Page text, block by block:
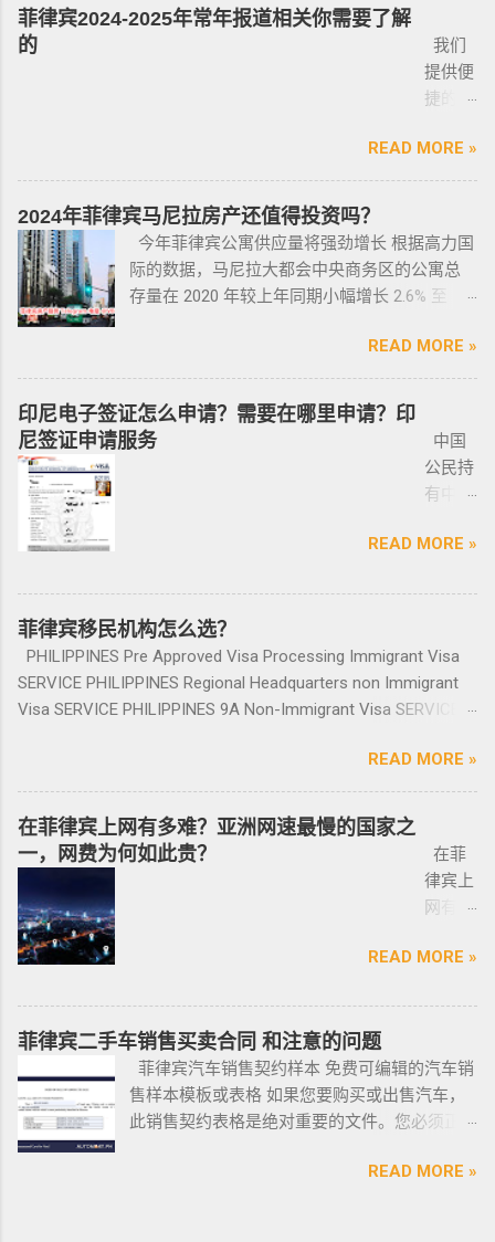
下，才可以携带枪支。 菲律宾当局表示，新法
律将帮助他们更好地规范使用枪械，遏制涉枪
犯罪。 该法律更严厉规定，个人如果非法持有
无牌枪支且被定罪的话，将面临至少入狱30
禁止公民携带枪支进入公共场合的禁令，即使
是未当班的警察，在公共场合携带配枪，也会
因此而被逮捕。 要求枪支持有者，每两年更新
一次执照，并每四年登记一次枪支。 如果不遵
守，将导致撤销和没收枪支。 续期申请，需要
在该许可证期满之日前六个月内，向菲律宾国
此外还要求，要携带枪支外出的人，必须以合
手枪。 目前共有五种持有枪支的许可证： 类别
1 －最多拥有2支枪 类别 2 -最多拥有5支枪 类别
3 -最多拥有10支枪 类别 4 -最多拥有15支枪 类
理，出境在机场就被扣护照。 2. 2016年克拉克
事件被抓的，又保关入境的客户必须要做遣返
才能出境。 3. 在菲律宾工作无牌照被本地警察
抓，在拘留所等待遣返或保出来做遣返。 4. 在
5. 在机场海关是黑名单保关入境的，回国要做
了NBI，这2步做好了以后如果不着急走，最长
等待时间是半年。半年内都可以随时走。 菲律
宾做了遣返会是黑名单吗？ 但凡做了遣返都是
黑名单。遣返的流程第一步就是申请驱逐令。
中国人出境被扣护照，被扣护照后面的处理方
式只有遣返。 上了菲律宾黑名单以后怎么再入
境 如果您已经被遣返回去了，并且还想再来菲
律宾的话，那么您可以联系我们帮您洗黑直接
清底，整个周期15个工作日，洗好了以后再入
境不会有任何被拦，包入境的。 如果您需要了
题也可以询问。 遣返回国的流程是什么？ 1. 先
提交到移民局，等待a...
车人和 和你交易的是不是同一个人 ； 在菲买二
手车一般都是车主将车卖给车行，车行再把车
卖给你，所以有几个细节你要注意了： 1、你会
拿到两份合同，第一份是车主卖给车行的，这
是否一致，车主ID和车行老板ID复印件作为合同
附件一同给你，每一个ID旁边都要有车主的签
名； 2、第二份合同一般都是一张空白的合同，
只有车行的签字，所以你要核对签字是否一
致，如果可以尽量多要一些签过字的合同，后
面会说为什么； 3、检查CR/OR原件，原件，原
哪里交保险，保险品类； 4、车牌要注意是不是
你取回来再交易，因为现在两年以上的车牌基
本都下来了，如果你不知道去哪里换贴牌也是
比较麻烦的，何况大部分人英语都不太好，贴
牌的车牌号和临时车牌的车牌号不是同一个号
讳的号码； 5、车钥匙一般是2-三把，2把自动1
合同、一份保险、 一份OR/CR文件，这些一定
要放在家里保存好，OR/CR可以复印两张放到车
里备用 ； 想了解更多最新信息欢迎联系和咨询
我们，微信：BGC998 电报@BGC998 Whats
优先使用TG免验证，咨询请主动告知咨询项
目，菲律宾MAKATI 实体公司，客户 隐私保护
安全 可靠，可以安排工作人员上门取...
因，并简要概述其申请条件与流程。菲律宾移
民签证和其他国家相比有很多独特的优势：其
申请成本相对较低，地理位置与中国相近，没
有繁琐的移民监限制，为申请者提供了极大的
便利与自由。 在菲律宾，主要有两种移民
签证：SRRV（退休移民签证）和SIRV（投资移
供了一个额外的永居身份，成功获得这些签证
后，不仅能在菲律宾享受更多福利与权益，而
且申请者的原有国籍与原有权益不会受到影
响。 退休移民签证——SRRV
宾退休署(PRA)颁发的移民绿卡，持有者可以自
由出入境，并在菲律宾永居。 申请条件一般
分为两种：现金存款类和房产投资类。 现金
存款类： （1）申请人的年龄需在50岁以上：
一家三口存款2万美元，多一个人需另存款1.5万
美元/人； （2）存款冻结在银行，不能用于
赎回存款。 房产投资类： （1）存款可全
（2）房产不能出售，但可用于出租； （3）
申请人需要拿到菲律宾的房产证，才能在PRA申
请置换之前办理SRRV身份时存入的存款。 申
请流程： 1、申请人提供基础的申请材料做初
审，后转款两万美金到相关部门； 2、审核该
存款的安全性，申请人需要入境菲律宾完成后
菲律宾2024-2025年常年报道相关你需要了解
的
我们
提供便
捷的菲
侨常年
报道服
需要提
供
ICARD
人无须
就能做
完报
道。做
报道后
上。
咨询微
信
8 小
飞机
998 菲
律宾马
尼拉
——移
民局
民，他
们只能
在 3 月
READ MORE »
2024年菲律宾马尼拉房产还值得投资吗？
今年菲律宾公寓供应量将强劲增长 根据高力国
际的数据，马尼拉大都会中央商务区的公寓总
存量在 2020 年较上年同期小幅增长 2.6% 至
同比增长放缓。由于新冠疫情，2020 年仅交付
了约 3,370 套，低于 2019 年的 11,200套和过去
十年的年均 7,900 套。 ●菲律宾998不动产机构
998 Real Estate 专注于为华人在菲律宾马尼拉
地区提供一站式的期房投资、炒楼花、现房买
卖、房屋租赁、越来越多的华人对菲律宾旅游
投资,菲律宾移民感兴趣,居外网菲律宾房地产网,
为您精彩呈现菲律宾房子,来居外投资菲律宾房
大的外国人不动产服务机构之一，主要服务在
菲外国人以及在菲工作生活的业主和租客，提
供一站式中文/英文资讯服务。供菲律宾的新
房、二手房、特价房、二手楼花、开发商、投
资指南等房产信息,为房产投资者菲律宾买房提
态。 ●菲律宾998不动产机构 998 Real Estate
长期紧密协作知名的菲律宾各大地产开发商以
及合规中介资源公司为主要合作伙伴，集合更
多资源，能针对外国投资者提供从不动产精
产养护 等全方位管理服务； 菲律宾998不动产
断提升客户体验，推动菲律宾行业的进步，让
房产交易变得更加轻松和愉悦！ ●我们珍惜每一
位客户的托付，客户的信赖是我们最大的动
力。 任何关于菲律宾房产买卖 交易 相关的问题
欢迎咨询 我们 Telegram 电报 @VBW777 但随
复，预计今年供应将再次强劲增长。事实上，
READ MORE »
印尼电子签证怎么申请？需要在哪里申请？印
尼签证申请服务
中国
公民持
有中国
要菲律
前往印
印尼签
证？
泰国出
印尼办
亚出发
前往印
尼办理
印尼办
理印尼
签证？
出发前
READ MORE »
菲律宾移民机构怎么选？
PHILIPPINES Pre Approved Visa Processing Immigrant Visa
SERVICE PHILIPPINES Regional Headquarters non Immigrant
Visa SERVICE PHILIPPINES 9A Non-Immigrant Visa SERVICE
Pre-Arranged Employment Visa SERVICE PHILIPPINES Special
Investor’s Resident Visa SERVICE PHILIPPINES Special
Resident Retiree’s Visa SERVICE It’s Business Permit Renewal
Time for 2022 PHILIPPINES PHILIPPINES Business Structures
and Entities SERVICE PHILIPPINES Office Setup Services
PHILIPPINES Human Resources Consulting SERVICE
PHILIPPINES Call Center and BPO Setup SERVICE PHILIPPINES
Recruitment & Executive Search Services PHILIPPINES Tax
Compliance SERVICE PHILIPPINES Permits and Licenses
SERVICE PHILIPPINES Labor Consulting SERVICE PHILIPPINES
Setting-Up a Representative Office SERVICE PHILIPPINES
Forming a Corporation service PHILIPPINES Visa and
Immigration Service PHILIPPINES Sole Proprietorship Busin...
READ MORE »
在菲律宾上网有多难？亚洲网速最慢的国家之
一，网费为何如此贵？
在菲
律宾上
网有多
为一名
律宾有
游学经
验的小
编，我
方面还
READ MORE »
菲律宾二手车销售买卖合同 和注意的问题
菲律宾汽车销售契约样本 免费可编辑的汽车销
售样本模板或表格 如果您要购买或出售汽车，
此销售契约表格是绝对重要的文件。您必须正
可以为您将来节省大量工作和头痛。这是一个
READ MORE »